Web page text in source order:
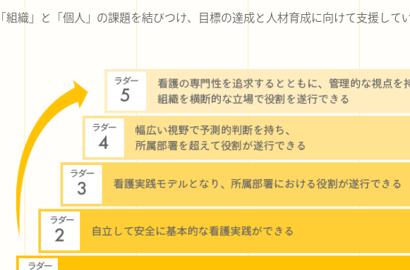
「組織」と「個人」の課題を結びつけ、目標の達成と人材育成に向けて支援して